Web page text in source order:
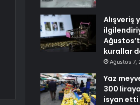
Alışveriş
kurallar
Ağustos 7,
Yaz
300
isyan etti